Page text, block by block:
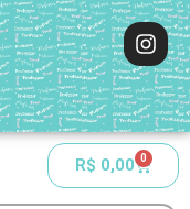
R$ 0,00 0